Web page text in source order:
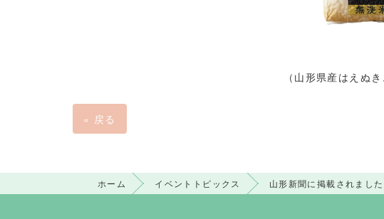
（山形県産はえぬ
« 戻る
ホーム イベントトピックス 山形新聞に掲載されました